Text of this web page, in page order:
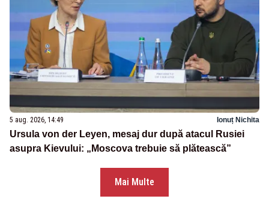
5 aug. 2026, 14:49 Ionuț Nichita
Ursula von der Leyen, mesaj dur după atacul Rusiei
asupra Kievului: „Moscova trebuie să plătească”
Mai Multe